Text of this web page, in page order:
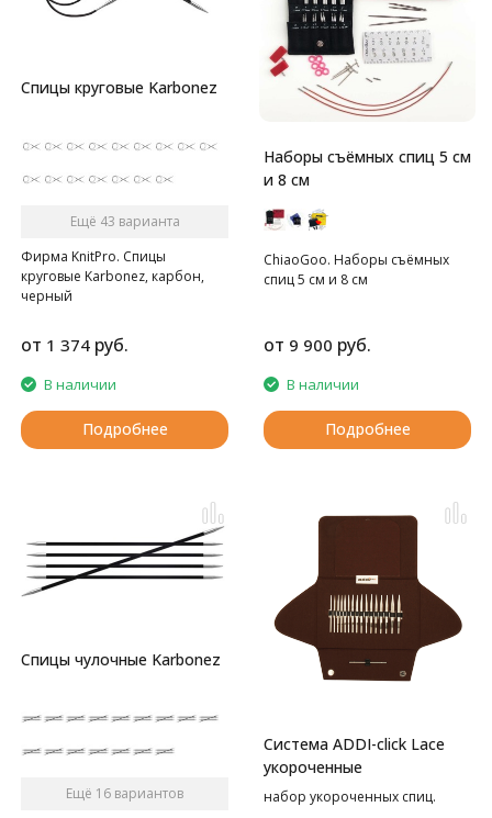
Спицы круговые Karbonez
Ещё 43 варианта
Фирма KnitPro. Спицы
круговые Karbonez, карбон,
черный
от 1 374 руб.
В наличии
Подробнее
Наборы съёмных спиц 5 см
и 8 см
ChiaoGoo. Наборы съёмных
спиц 5 см и 8 см
от 9 900 руб.
В наличии
Подробнее
Спицы чулочные Karbonez
Ещё 16 вариантов
Система ADDI-click Lace
укороченные
набор укороченных спиц.